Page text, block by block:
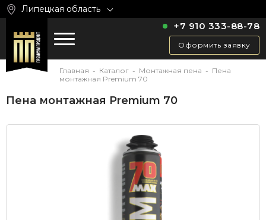
Липецкая область
+7 910 333-88-78
Оформить заявку
Главная - Каталог - Монтажная пена - Пена
монтажная Premium 70
Пена монтажная Premium 70